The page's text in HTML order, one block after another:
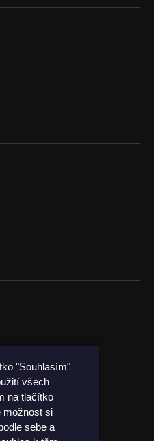
"Souhlasím"
všech
na tlačítko
možnost si
sebe a